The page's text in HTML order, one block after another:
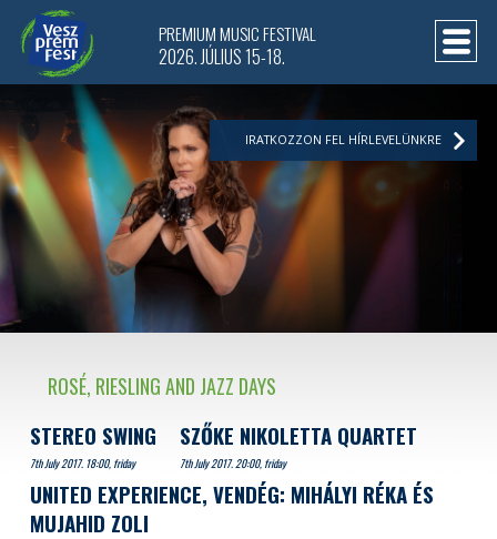
ROSÉ, RIESLING AND JAZZ DAYS
STEREO SWING
7th July 2017. 18:00, friday
SZŐKE NIKOLETTA QUARTET
7th July 2017. 20:00, friday
UNITED EXPERIENCE, VENDÉG: MIHÁLYI RÉKA ÉS
MUJAHID ZOLI
PREMIUM MUSIC FESTIVAL
2026. JÚLIUS 15-18.
IRATKOZZON FEL HÍRLEVELÜNKRE